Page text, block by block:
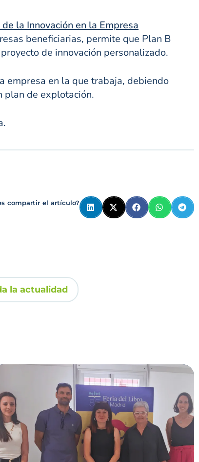
la Innovación en la Empresa
beneficiarias, permite que Plan B
de innovación personalizado.
empresa en la que trabaja, debiendo
plan de explotación.
compartir el artículo?
la actualidad